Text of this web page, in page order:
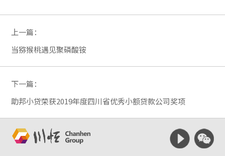
上一篇：
当猕猴桃遇见聚磷酸铵
下一篇：
助邦小贷荣获2019年度四川省优秀小额贷款公司奖项